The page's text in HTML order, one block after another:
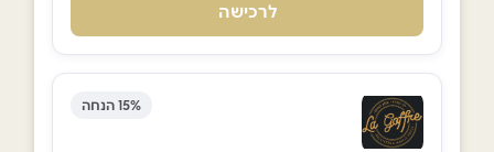
לרכישה
15% הנחה